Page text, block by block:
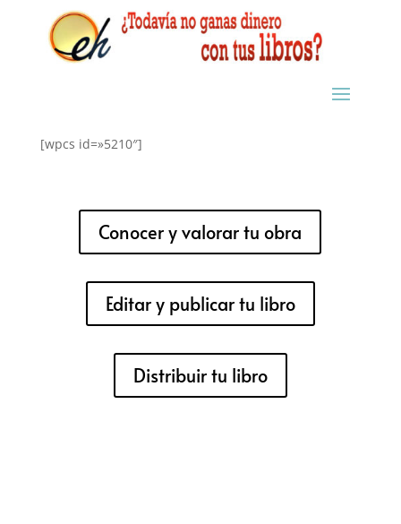
[wpcs id=»5210″]
Conocer y valorar tu obra
Editar y publicar tu libro
Distribuir tu libro